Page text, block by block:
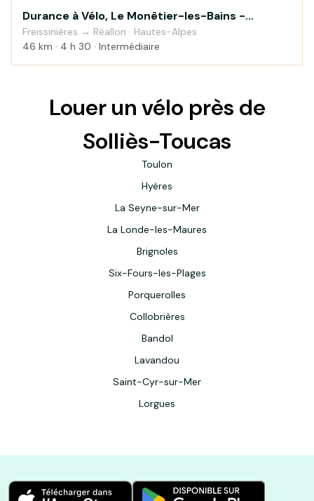
Montagne
Durance à Vélo, Le Monêtier-les-Bains -
Sisteron — étape 2
Freissinières → Réallon · Hautes-Alpes
46 km · 4 h 30 · Intermédiaire
Louer un vélo près de
Solliès-Toucas
Toulon
Hyères
La Seyne-sur-Mer
La Londe-les-Maures
Brignoles
Six-Fours-les-Plages
Porquerolles
Collobrières
Bandol
Lavandou
Saint-Cyr-sur-Mer
Lorgues